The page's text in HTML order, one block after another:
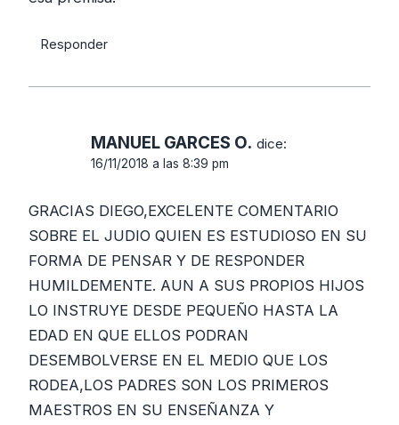
Responder
MANUEL GARCES O. dice:
16/11/2018 a las 8:39 pm
GRACIAS DIEGO,EXCELENTE COMENTARIO
SOBRE EL JUDIO QUIEN ES ESTUDIOSO EN SU
FORMA DE PENSAR Y DE RESPONDER
HUMILDEMENTE. AUN A SUS PROPIOS HIJOS
LO INSTRUYE DESDE PEQUEÑO HASTA LA
EDAD EN QUE ELLOS PODRAN
DESEMBOLVERSE EN EL MEDIO QUE LOS
RODEA,LOS PADRES SON LOS PRIMEROS
MAESTROS EN SU ENSEÑANZA Y